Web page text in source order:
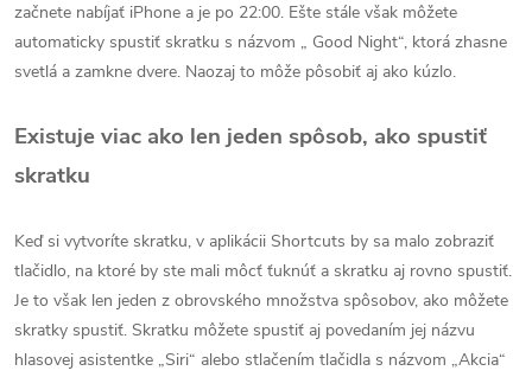
začnete nabíjať iPhone a je po 22:00. Ešte stále však môžete
automaticky spustiť skratku s názvom „ Good Night“, ktorá zhasne
svetlá a zamkne dvere. Naozaj to môže pôsobiť aj ako kúzlo.
Existuje viac ako len jeden spôsob, ako spustiť
skratku
Keď si vytvoríte skratku, v aplikácii Shortcuts by sa malo zobraziť
tlačidlo, na ktoré by ste mali môcť ťuknúť a skratku aj rovno spustiť.
Je to však len jeden z obrovského množstva spôsobov, ako môžete
skratky spustiť. Skratku môžete spustiť aj povedaním jej názvu
hlasovej asistentke „Siri“ alebo stlačením tlačidla s názvom „Akcia“